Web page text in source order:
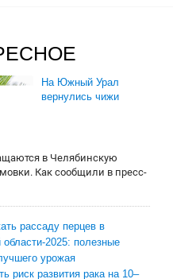
На Южный Урал
вернулись чижи
в Челябинскую
Как сообщили в пресс-
рассаду перцев в
области-2025: полезные
урожая
риск развития рака на 10–